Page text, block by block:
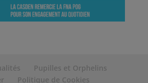
Pupilles et Orphelins
Politique de Cookies